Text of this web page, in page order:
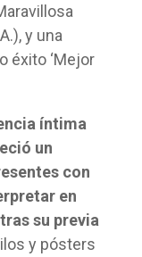
y una
éxito ‘Mejor
íntima
un
con
en
su previa
y pósters